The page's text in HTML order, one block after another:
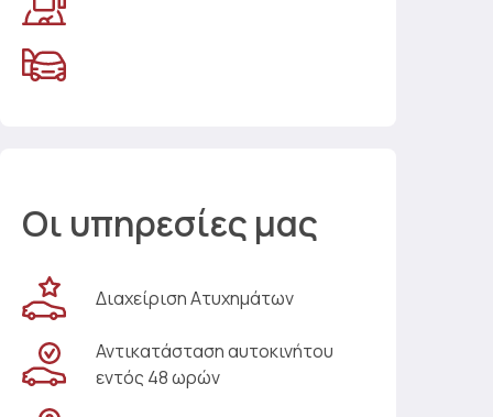
Οι υπηρεσίες μας
Διαχείριση Ατυχημάτων
Αντικατάσταση αυτοκινήτου
εντός 48 ωρών